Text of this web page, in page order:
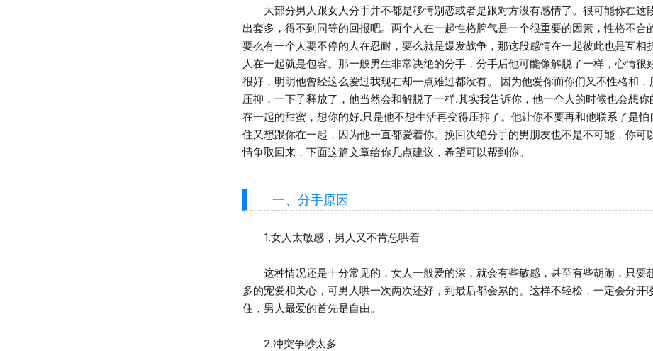
大部分男人跟女人分手并不都是移情别恋或者是跟对方没有感情了。很可能你在这
出套多，得不到同等的回报吧。两个人在一起性格脾气是一个很重要的因素，性格不合
要么有一个人要不停的人在忍耐，要么就是爆发战争，那这段感情在一起彼此也是互相
人在一起就是包容。那一般男生非常决绝的分手，分手后他可能像解脱了一样，心情很
很好，明明他曾经这么爱过我现在却一点难过都没有。 因为他爱你而你们又不性格和，
压抑，一下子释放了，他当然会和解脱了一样.其实我告诉你，他一个人的时候也会想你
在一起的甜蜜，想你的好.只是他不想生活再变得压抑了。他让你不要再和他联系了是怕
住又想跟你在一起，因为他一直都爱着你。挽回决绝分手的男朋友也不是不可能，你可
情争取回来，下面这篇文章给你几点建议，希望可以帮到你。
一、分手原因
1.女人太敏感，男人又不肯总哄着
这种情况还是十分常见的，女人一般爱的深，就会有些敏感，甚至有些胡闹，只要
多的宠爱和关心，可男人哄一次两次还好，到最后都会累的。这样不轻松，一定会分开
住，男人最爱的首先是自由。
2.冲突争吵太多